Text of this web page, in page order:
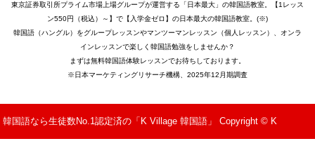
東京証券取引所プライム市場上場グループが運営する「日本最大」の韓国語教室。【1レッス
ン550円（税込）～】で【入学金ゼロ】の日本最大の韓国語教室。(※)
韓国語（ハングル）をグループレッスンやマンツーマンレッスン（個人レッスン）、オンラ
インレッスンで楽しく韓国語勉強をしませんか？
まずは無料韓国語体験レッスンでお待ちしております。
※日本マーケティングリサーチ機構、2025年12月期調査
韓国語なら生徒数No.1認定済の「K Village 韓国語」 Copyright © K